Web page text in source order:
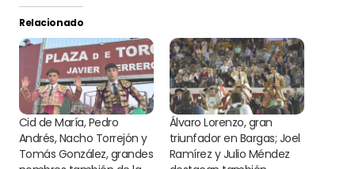
Relacionado
Cid de María, Pedro
Andrés, Nacho Torrejón y
Tomás González, grandes
Álvaro Lorenzo, gran
triunfador en Bargas; Joel
Ramírez y Julio Méndez